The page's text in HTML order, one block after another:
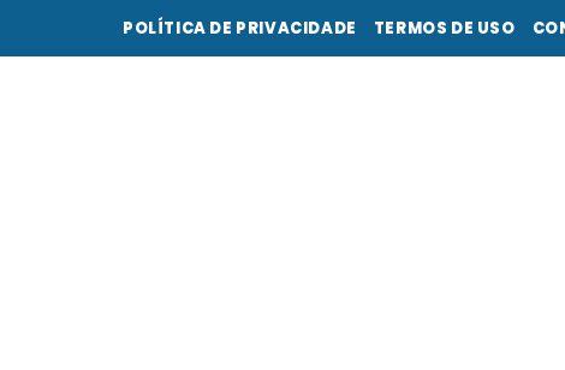
POLÍTICA DE PRIVACIDADE TERMOS DE USO